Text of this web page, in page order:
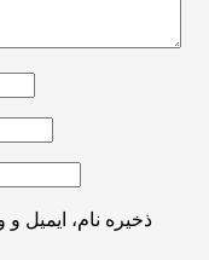
ذخیره نام، ایمیل